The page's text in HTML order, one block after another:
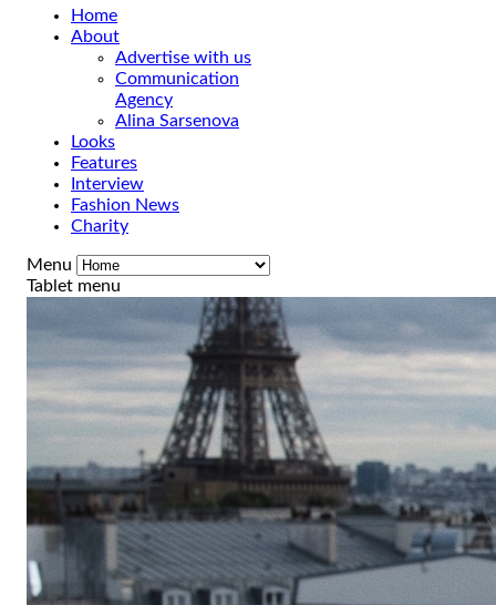
Home
About
Advertise with us
Communication
Agency
Alina Sarsenova
Looks
Features
Interview
Fashion News
Charity
Menu
Tablet menu